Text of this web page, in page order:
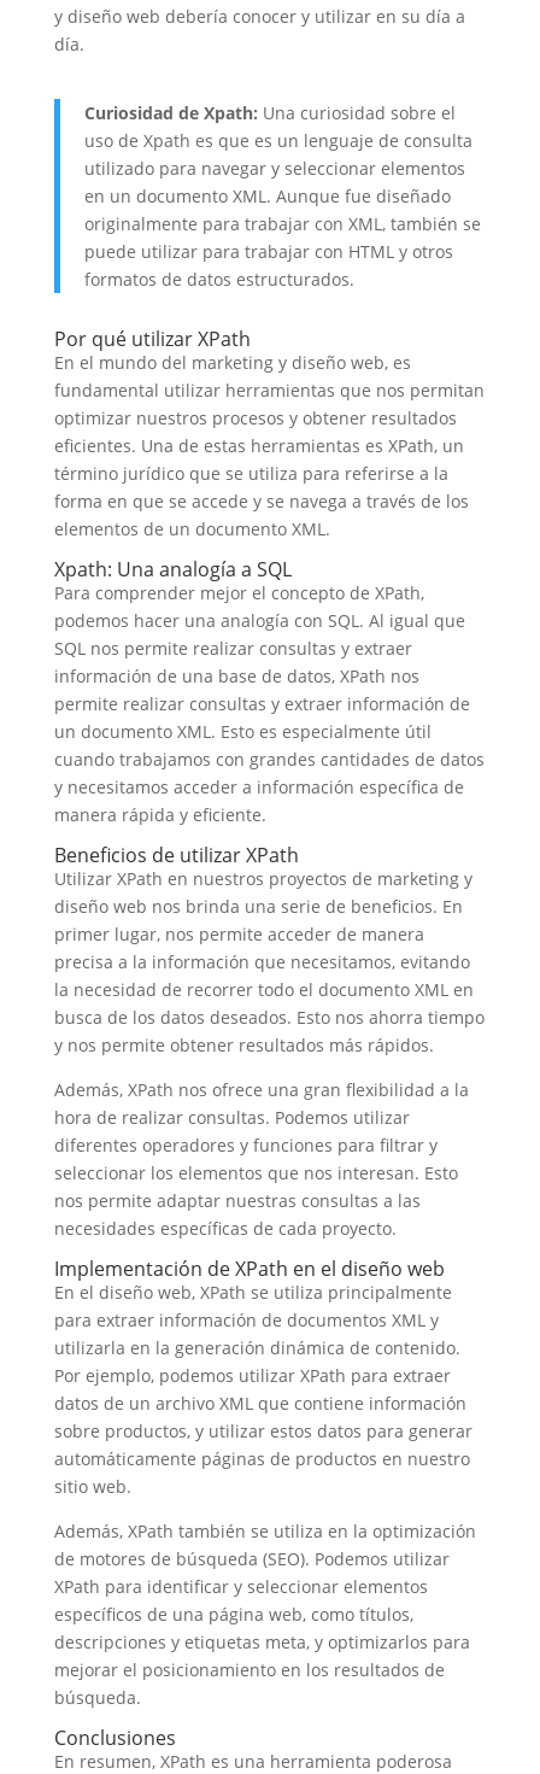
y diseño web debería conocer y utilizar en su día a
día.
Curiosidad de Xpath: Una curiosidad sobre el
uso de Xpath es que es un lenguaje de consulta
utilizado para navegar y seleccionar elementos
en un documento XML. Aunque fue diseñado
originalmente para trabajar con XML, también se
puede utilizar para trabajar con HTML y otros
formatos de datos estructurados.
Por qué utilizar XPath
En el mundo del marketing y diseño web, es
fundamental utilizar herramientas que nos permitan
optimizar nuestros procesos y obtener resultados
eficientes. Una de estas herramientas es XPath, un
término jurídico que se utiliza para referirse a la
forma en que se accede y se navega a través de los
elementos de un documento XML.
Xpath: Una analogía a SQL
Para comprender mejor el concepto de XPath,
podemos hacer una analogía con SQL. Al igual que
SQL nos permite realizar consultas y extraer
información de una base de datos, XPath nos
permite realizar consultas y extraer información de
un documento XML. Esto es especialmente útil
cuando trabajamos con grandes cantidades de datos
y necesitamos acceder a información específica de
manera rápida y eficiente.
Beneficios de utilizar XPath
Utilizar XPath en nuestros proyectos de marketing y
diseño web nos brinda una serie de beneficios. En
primer lugar, nos permite acceder de manera
precisa a la información que necesitamos, evitando
la necesidad de recorrer todo el documento XML en
busca de los datos deseados. Esto nos ahorra tiempo
y nos permite obtener resultados más rápidos.
Además, XPath nos ofrece una gran flexibilidad a la
hora de realizar consultas. Podemos utilizar
diferentes operadores y funciones para filtrar y
seleccionar los elementos que nos interesan. Esto
nos permite adaptar nuestras consultas a las
necesidades específicas de cada proyecto.
Implementación de XPath en el diseño web
En el diseño web, XPath se utiliza principalmente
para extraer información de documentos XML y
utilizarla en la generación dinámica de contenido.
Por ejemplo, podemos utilizar XPath para extraer
datos de un archivo XML que contiene información
sobre productos, y utilizar estos datos para generar
automáticamente páginas de productos en nuestro
sitio web.
Además, XPath también se utiliza en la optimización
de motores de búsqueda (SEO). Podemos utilizar
XPath para identificar y seleccionar elementos
específicos de una página web, como títulos,
descripciones y etiquetas meta, y optimizarlos para
mejorar el posicionamiento en los resultados de
búsqueda.
Conclusiones
En resumen, XPath es una herramienta poderosa